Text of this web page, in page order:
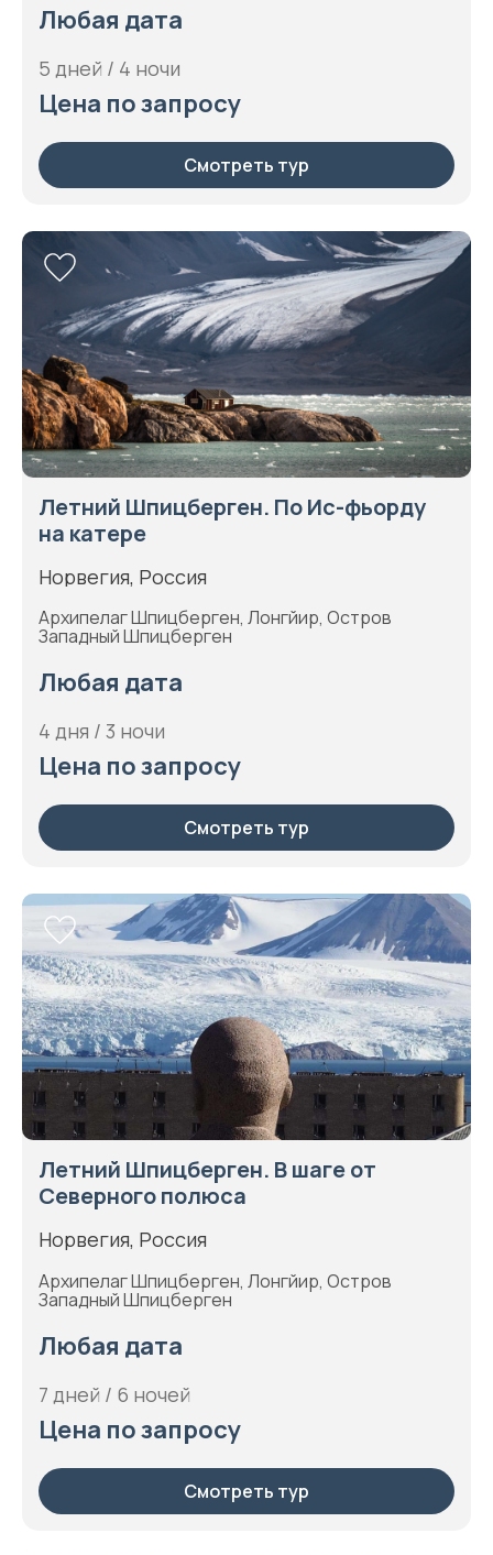
Любая дата
5 дней / 4 ночи
Цена по запросу
Смотреть тур
Летний Шпицберген. По Ис-фьорду
на катере
Норвегия, Россия
Архипелаг Шпицберген, Лонгйир, Остров
Западный Шпицберген
Любая дата
4 дня / 3 ночи
Цена по запросу
Смотреть тур
Летний Шпицберген. В шаге от
Северного полюса
Норвегия, Россия
Архипелаг Шпицберген, Лонгйир, Остров
Западный Шпицберген
Любая дата
7 дней / 6 ночей
Цена по запросу
Смотреть тур